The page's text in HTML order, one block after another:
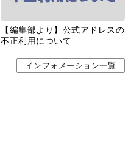
【編集部より】公式アドレスの
不正利用について
インフォメーション一覧